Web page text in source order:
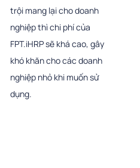
trội mang lại cho doanh
nghiệp thì chi phí của
FPT.iHRP sẽ khá cao, gây
khó khăn cho các doanh
nghiệp nhỏ khi muốn sử
dụng.